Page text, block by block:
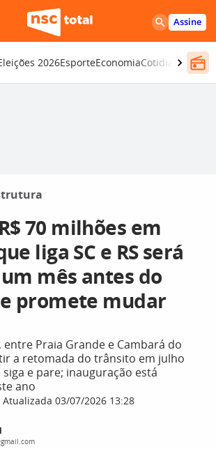
Assine
2026EsporteEconomiaCotidiano
70 milhões em
liga SC e RS será
mês antes do
promete mudar
entre Praia Grande e Cambará do
a retomada do trânsito em julho
e pare; inauguração está
ano
Atualizada 03/07/2026 13:28